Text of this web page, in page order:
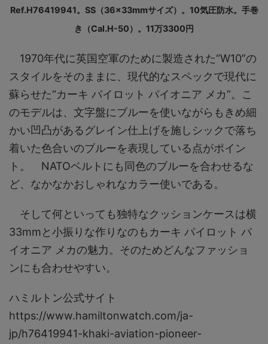
Ref.H76419941。SS（36×33mmサイズ）。10気圧防水。手巻
き（Cal.H-50）。11万3300円
1970年代に英国空軍のために製造された“W10”の
スタイルをそのままに、現代的なスペックで現代に
蘇らせた“カーキ パイロット パイオニア メカ”。こ
のモデルは、文字盤にブルーを使いながらもきめ細
かい凹凸があるグレイン仕上げを施しシックで落ち
着いた色合いのブルーを表現している点がポイン
ト。 NATOベルトにも同色のブルーを合わせるな
ど、なかなかおしゃれなカラー使いである。
そして何といっても独特なクッションケースは横
33mmと小振りな作りなのもカーキ パイロット パ
イオニア メカの魅力。そのためどんなファッショ
ンにも合わせやすい。
ハミルトン公式サイト
https://www.hamiltonwatch.com/ja-
jp/h76419941-khaki-aviation-pioneer-